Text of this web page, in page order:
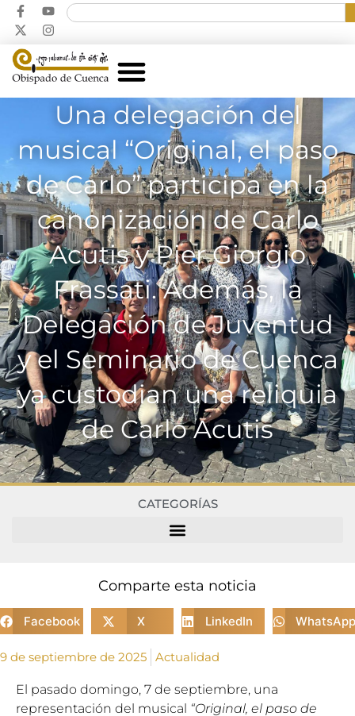
Una delegación del
musical “Original, el paso
de Carlo” participa en la
canonización de Carlo
Acutis y Pier Giorgio
Frassati. Además, la
Delegación de Juventud
y el Seminario de Cuenca
ya custodian una reliquia
de Carlo Acutis
CATEGORÍAS
Comparte esta noticia
Facebook X LinkedIn WhatsApp
9 de septiembre de 2025 Actualidad
El pasado domingo, 7 de septiembre, una
representación del musical “Original, el paso de